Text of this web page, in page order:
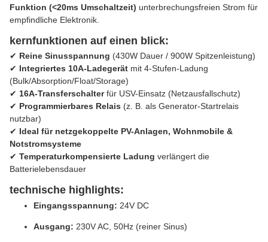
Funktion (<20ms Umschaltzeit) unterbrechungsfreien Strom für
empfindliche Elektronik.
kernfunktionen auf einen blick:
✔ Reine Sinusspannung (430W Dauer / 900W Spitzenleistung)
✔ Integriertes 10A-Ladegerät mit 4-Stufen-Ladung
(Bulk/Absorption/Float/Storage)
✔ 16A-Transferschalterfür USV-Einsatz (Netzausfallschutz)
✔ Programmierbares Relais (z. B. als Generator-Startrelais
nutzbar)
✔ Ideal für netzgekoppelte PV-Anlagen, Wohnmobile &
Notstromsysteme
✔ Temperaturkompensierte Ladung verlängert die
Batterielebensdauer
technische highlights:
Eingangsspannung: 24V DC
Ausgang: 230V AC, 50Hz (reiner Sinus)